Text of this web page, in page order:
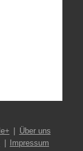
Über uns
Impressum